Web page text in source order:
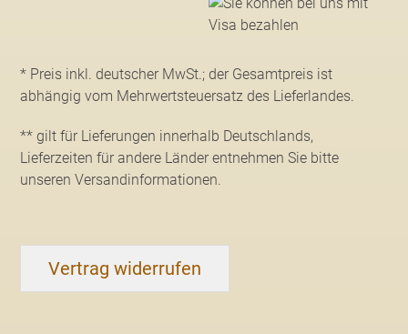
* Preis inkl. deutscher MwSt.; der Gesamtpreis ist
abhängig vom Mehrwertsteuersatz des Lieferlandes.
** gilt für Lieferungen innerhalb Deutschlands,
Lieferzeiten für andere Länder entnehmen Sie bitte
unseren Versandinformationen.
Vertrag widerrufen